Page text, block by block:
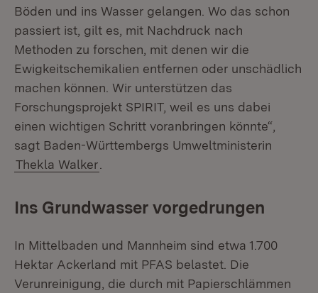
Böden und ins Wasser gelangen. Wo das schon
passiert ist, gilt es, mit Nachdruck nach
Methoden zu forschen, mit denen wir die
Ewigkeitschemikalien entfernen oder unschädlich
machen können. Wir unterstützen das
Forschungsprojekt SPIRIT, weil es uns dabei
einen wichtigen Schritt voranbringen könnte“,
sagt Baden-Württembergs Umweltministerin
Thekla Walker
Ins Grundwasser vorgedrungen
In Mittelbaden und Mannheim sind etwa 1.700
Hektar Ackerland mit PFAS belastet. Die
Verunreinigung, die durch mit Papierschlämmen